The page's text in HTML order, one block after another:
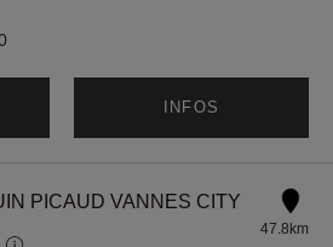
INFOS
PICAUD VANNES CITY
47.8km